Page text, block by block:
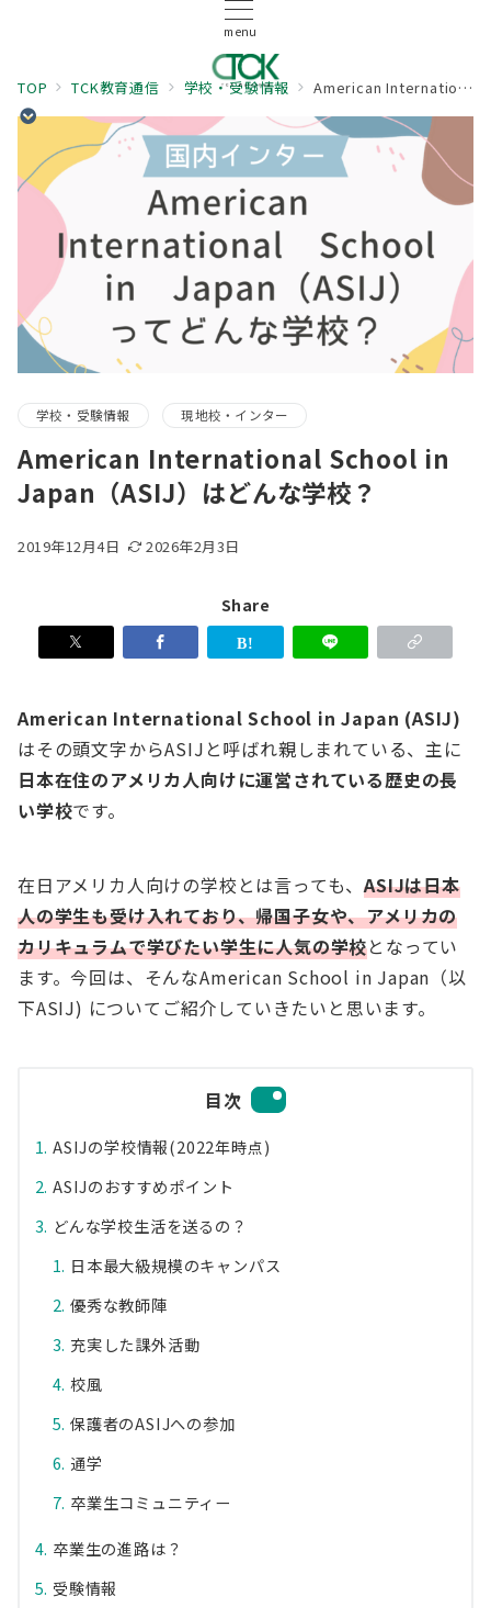
menu
TOP TCK教育通信 学校・受験情報 American International School in Japan（ASIJ）はどんな学校？
学校・受験情報 現地校・インター
American International School in
Japan（ASIJ）はどんな学校？
2019年12月4日 2026年2月3日
Share
American International School in Japan (ASIJ)
はその頭文字からASIJと呼ばれ親しまれている、主に
日本在住のアメリカ人向けに運営されている歴史の長
い学校です。
在日アメリカ人向けの学校とは言っても、ASIJは日本
人の学生も受け入れており、帰国子女や、アメリカの
カリキュラムで学びたい学生に人気の学校となってい
ます。今回は、そんなAmerican School in Japan（以
下ASIJ) についてご紹介していきたいと思います。
目次
ASIJの学校情報(2022年時点)
ASIJのおすすめポイント
どんな学校生活を送るの？
日本最大級規模のキャンパス
優秀な教師陣
充実した課外活動
校風
保護者のASIJへの参加
通学
卒業生コミュニティー
卒業生の進路は？
受験情報